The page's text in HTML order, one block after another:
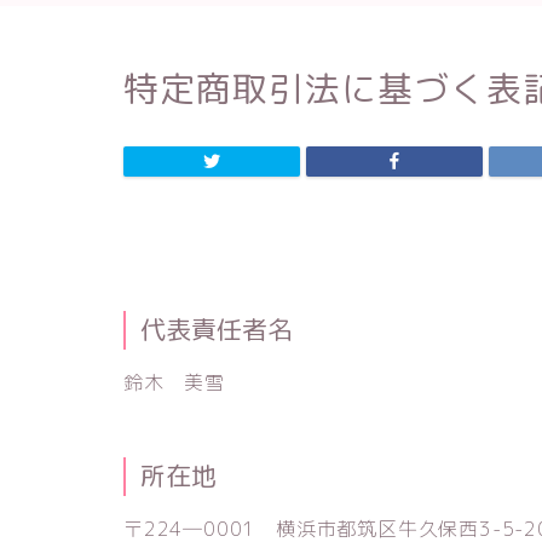
特定商取引法に基づく表
代表責任者名
鈴木 美雪
所在地
〒224―0001 横浜市都筑区牛久保西3-5-